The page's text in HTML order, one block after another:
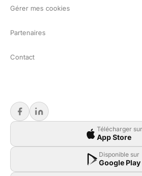
Gérer mes cookies
Partenaires
Contact
Télécharger sur
App Store
Disponible sur
Google Play